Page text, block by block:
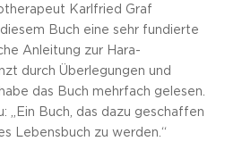
Karlfried Graf
Buch eine sehr fundierte
Anleitung zur Hara-
durch Überlegungen und
das Buch mehrfach gelesen.
„Ein Buch, das dazu geschaffen
Lebensbuch zu werden.“